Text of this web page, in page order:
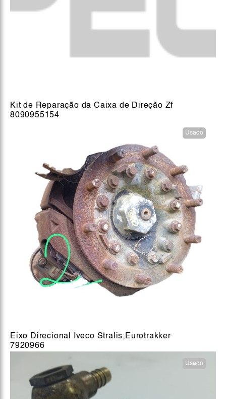
Kit de Reparação da Caixa de Direção Zf
8090955154
Usado
Eixo Direcional Iveco Stralis;Eurotrakker
7920966
Usado